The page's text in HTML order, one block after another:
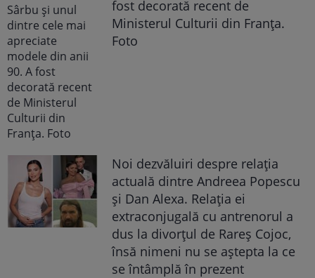
fost decorată recent de
Ministerul Culturii din Franța.
Foto
Noi dezvăluiri despre relația
actuală dintre Andreea Popescu
și Dan Alexa. Relația ei
extraconjugală cu antrenorul a
dus la divorțul de Rareș Cojoc,
însă nimeni nu se aștepta la ce
se întâmplă în prezent